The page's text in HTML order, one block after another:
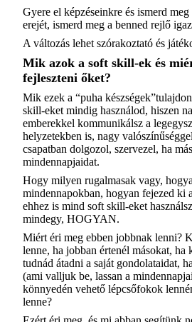
Gyere el képzéseinkre és ismerd
erejét, ismerd meg a benned rejlő
A változás lehet szórakoztató és
Mik azok a soft skill-ek és
fejleszteni őket?
Mik ezek a “puha
skill-eket mindig használod, hiszen
emberekkel kommunikálsz a
helyzetekben is, nagy
csapatban dolgozol, szervezel, ha
mindennapjaidat.
Hogy milyen rugalmasak vagy,
mindennapokban, hogyan fejezed ki
ehhez is mind soft skill-eket
mindegy, HOGYAN.
Miért éri meg ebben jobbnak lenni?
lenne, ha jobban értenél másokat, ha
tudnád átadni a saját gondolataidat,
(ami valljuk be, lassan a
könnyedén vehető lépcsőfokok
lenne?